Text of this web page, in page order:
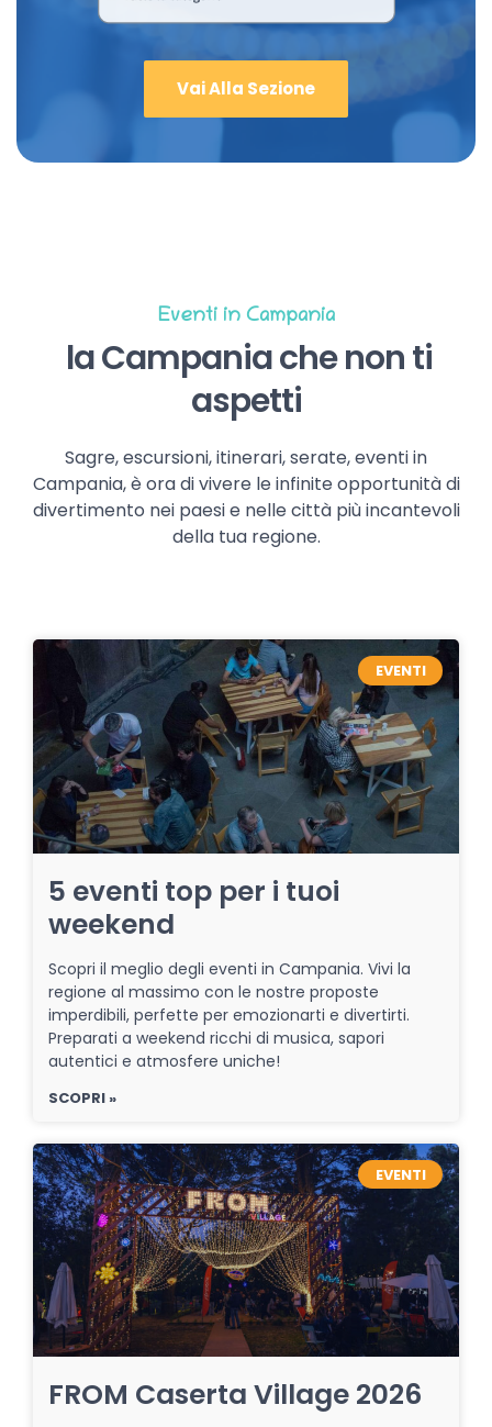
Vai Alla Sezione
Eventi in Campania
la Campania che non ti
aspetti
Sagre, escursioni, itinerari, serate, eventi in
Campania, è ora di vivere le infinite opportunità di
divertimento nei paesi e nelle città più incantevoli
della tua regione.
EVENTI
5 eventi top per i tuoi
weekend
Scopri il meglio degli eventi in Campania. Vivi la
regione al massimo con le nostre proposte
imperdibili, perfette per emozionarti e divertirti.
Preparati a weekend ricchi di musica, sapori
autentici e atmosfere uniche!
SCOPRI »
EVENTI
FROM Caserta Village 2026